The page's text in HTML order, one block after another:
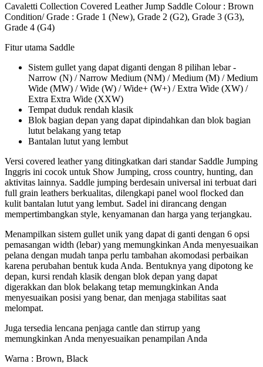
Cavaletti Collection Covered Leather Jump Saddle Colour : Brown
Condition/ Grade : Grade 1 (New), Grade 2 (G2), Grade 3 (G3),
Grade 4 (G4)
Fitur utama Saddle
Sistem gullet yang dapat diganti dengan 8 pilihan lebar -
Narrow (N) / Narrow Medium (NM) / Medium (M) / Medium
Wide (MW) / Wide (W) / Wide+ (W+) / Extra Wide (XW) /
Extra Extra Wide (XXW)
Tempat duduk rendah klasik
Blok bagian depan yang dapat dipindahkan dan blok bagian
lutut belakang yang tetap
Bantalan lutut yang lembut
Versi covered leather yang ditingkatkan dari standar Saddle Jumping
Inggris ini cocok untuk Show Jumping, cross country, hunting, dan
aktivitas lainnya. Saddle jumping berdesain universal ini terbuat dari
full grain leathers berkualitas, dilengkapi panel wool flocked dan
kulit bantalan lutut yang lembut. Sadel ini dirancang dengan
mempertimbangkan style, kenyamanan dan harga yang terjangkau.
Menampilkan sistem gullet unik yang dapat di ganti dengan 6 opsi
pemasangan width (lebar) yang memungkinkan Anda menyesuaikan
pelana dengan mudah tanpa perlu tambahan akomodasi perbaikan
karena perubahan bentuk kuda Anda. Bentuknya yang dipotong ke
depan, kursi rendah klasik dengan blok depan yang dapat
digerakkan dan blok belakang tetap memungkinkan Anda
menyesuaikan posisi yang benar, dan menjaga stabilitas saat
melompat.
Juga tersedia lencana penjaga cantle dan stirrup yang
memungkinkan Anda menyesuaikan penampilan Anda
Warna : Brown, Black